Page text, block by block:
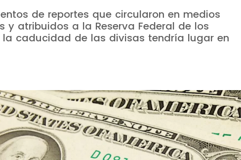
de reportes que circularon en medios
y atribuidos a la Reserva Federal de los
la caducidad de las divisas tendría lugar en